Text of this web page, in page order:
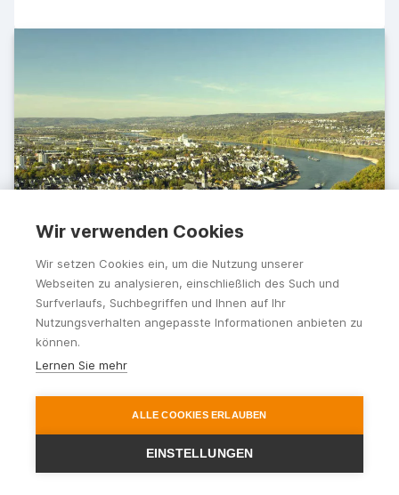
Koblenz – erlebnisreiches
Einkaufen
Shoppen steht in Koblenz auf einer Ebene mit
Bummeln, Schaufenster ansehen und in gemütlichen
bestimmten Stücken suchen – die Stadt an Mosel
und Rhein bietet für jeden etwas. Da Sie eine
Wir verwenden Cookies
Wir setzen Cookies ein, um die Nutzung unserer
Webseiten zu analysieren, einschließlich des Such und
Surfverlaufs, Suchbegriffen und Ihnen auf Ihr
Nutzungsverhalten angepasste Informationen anbieten zu
können.
Lernen Sie mehr
ALLE COOKIES ERLAUBEN
EINSTELLUNGEN